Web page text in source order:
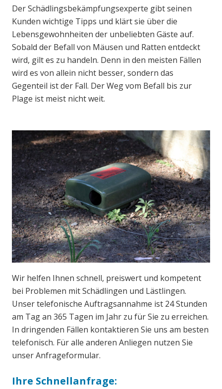
Der Schädlingsbekämpfungsexperte gibt seinen
Kunden wichtige Tipps und klärt sie über die
Lebensgewohnheiten der unbeliebten Gäste auf.
Sobald der Befall von Mäusen und Ratten entdeckt
wird, gilt es zu handeln. Denn in den meisten Fällen
wird es von allein nicht besser, sondern das
Gegenteil ist der Fall. Der Weg vom Befall bis zur
Plage ist meist nicht weit.
Wir helfen Ihnen schnell, preiswert und kompetent
bei Problemen mit Schädlingen und Lästlingen.
Unser telefonische Auftragsannahme ist 24 Stunden
am Tag an 365 Tagen im Jahr zu für Sie zu erreichen.
In dringenden Fällen kontaktieren Sie uns am besten
telefonisch. Für alle anderen Anliegen nutzen Sie
unser Anfrageformular.
Ihre Schnellanfrage: